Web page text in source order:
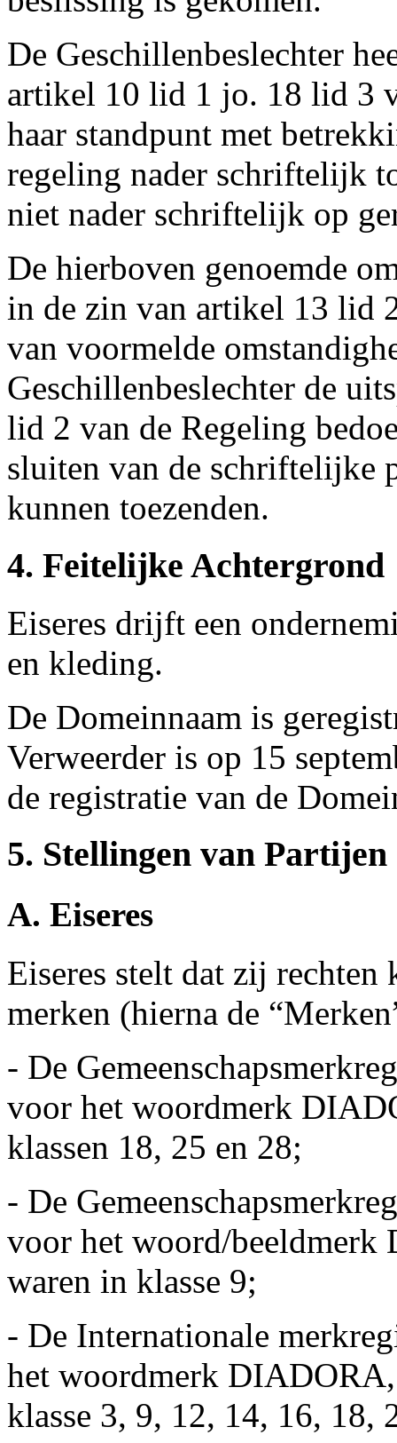
De Geschillenbeslechter
artikel 10 lid 1 jo. 18 lid 3
haar standpunt met
regeling nader schriftelijk
niet nader schriftelijk op
De hierboven genoemde
in de zin van artikel 13 lid
van voormelde
Geschillenbeslechter de
lid 2 van de Regeling
sluiten van de schriftelijke
kunnen toezenden.
4. Feitelijke Achtergrond
Eiseres drijft een
en kleding.
De Domeinnaam is
Verweerder is op 15
de registratie van de
5. Stellingen van Partijen
A. Eiseres
Eiseres stelt dat zij rechten
merken (hierna de
- De
voor het woordmerk
klassen 18, 25 en 28;
- De
voor het woord/beeldmerk
waren in klasse 9;
- De Internationale
het woordmerk
klasse 3, 9, 12, 14, 16, 18,